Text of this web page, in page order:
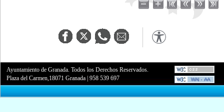
Ayuntamiento de Granada. Todos los Derechos Reservados.
Plaza del Carmen,18071 Granada |958 539 697